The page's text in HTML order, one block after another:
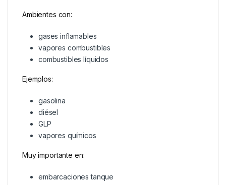
Ambientes con:
gases inflamables
vapores combustibles
combustibles líquidos
Ejemplos:
gasolina
diésel
GLP
vapores químicos
Muy importante en:
embarcaciones tanque